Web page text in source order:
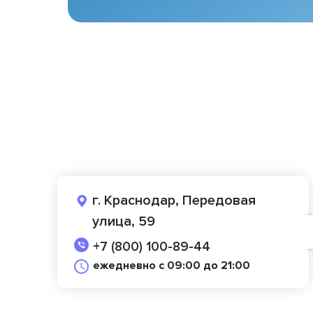
г. Краснодар, Передовая
улица, 59
+7 (800) 100-89-44
ежедневно с 09:00 до 21:00